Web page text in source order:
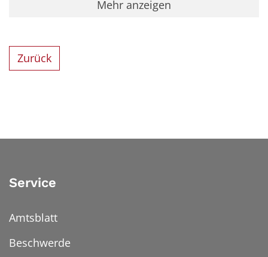
Mehr anzeigen
Zurück
Service
Amtsblatt
Beschwerde